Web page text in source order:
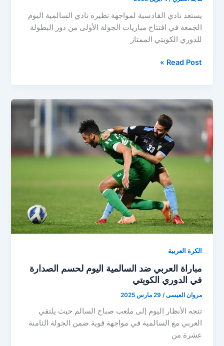
يستعد نادي القادسية لمواجهة نظيره نادي السالمية اليوم
الجمعة في افتتاح مباريات الجولة الأولى من دور البطولة
للدوري الكويتي الممتاز
القادسية
اليوم
في
دور
البطولة
للدوري
Read Post »
الكرة العربية
مباراة العربي ضد السالمية اليوم لحسم الصدارة
في الدوري الكويتي
مروان العيسى/ 29 مارس 2025
تتجه الأنظار اليوم إلى ملعب صباح السالم حيث يلتقي
العربي مع السالمية في مواجهة قوية ضمن الجولة الثامنة
عشرة من